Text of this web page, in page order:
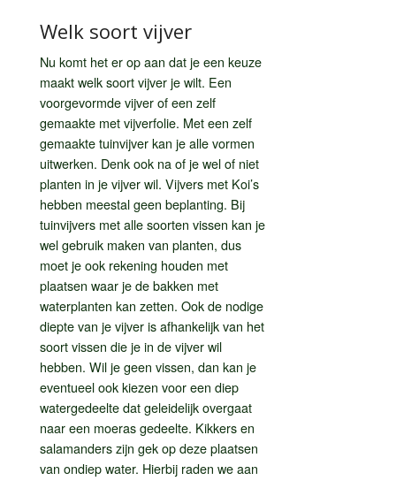
Welk soort vijver
Nu komt het er op aan dat je een keuze
maakt welk soort vijver je wilt. Een
voorgevormde vijver of een zelf
gemaakte met vijverfolie. Met een zelf
gemaakte tuinvijver kan je alle vormen
uitwerken. Denk ook na of je wel of niet
planten in je vijver wil. Vijvers met Koi’s
hebben meestal geen beplanting. Bij
tuinvijvers met alle soorten vissen kan je
wel gebruik maken van planten, dus
moet je ook rekening houden met
plaatsen waar je de bakken met
waterplanten kan zetten. Ook de nodige
diepte van je vijver is afhankelijk van het
soort vissen die je in de vijver wil
hebben. Wil je geen vissen, dan kan je
eventueel ook kiezen voor een diep
watergedeelte dat geleidelijk overgaat
naar een moeras gedeelte. Kikkers en
salamanders zijn gek op deze plaatsen
van ondiep water. Hierbij raden we aan